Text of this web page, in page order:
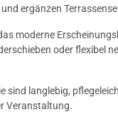
ergänzen
oder flexibel
langlebig,
Veranstaltung.